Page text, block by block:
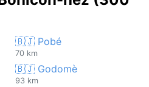
🇧🇯 Pobé
70 km
🇧🇯 Godomè
93 km